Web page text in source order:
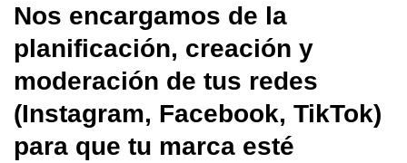
Nos encargamos de la
planificación, creación y
moderación de tus redes
(Instagram, Facebook, TikTok)
para que tu marca esté